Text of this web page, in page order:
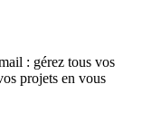
: gérez tous vos
projets en vous